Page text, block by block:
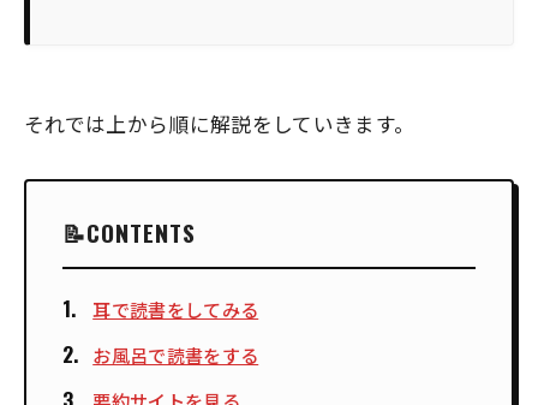
それでは上から順に解説をしていきます。
CONTENTS
耳で読書をしてみる
お風呂で読書をする